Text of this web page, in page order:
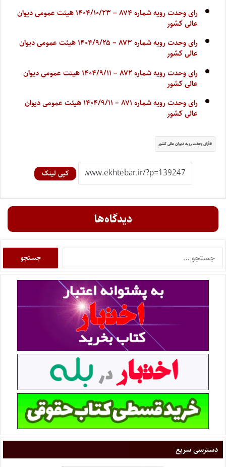
رای وحدت رویه شماره ۸۷۴ – ۱۴۰۴/۱۰/۲۳ هیئت عمومی دیوان
عالی کشور
رای وحدت رویه شماره ۸۷۳ – ۱۴۰۴/۹/۲۵ هیئت عمومی دیوان
عالی کشور
رای وحدت رویه شماره ۸۷۲ – ۱۴۰۴/۹/۱۱ هیئت عمومی دیوان
عالی کشور
رای وحدت رویه شماره ۸۷۱ – ۱۴۰۴/۹/۱۱ هیئت عمومی دیوان
عالی کشور
آرای وحدت رویه دیوان عالی کشور
کپی لینک
دیدگاه‌ها
دسترسی سریع